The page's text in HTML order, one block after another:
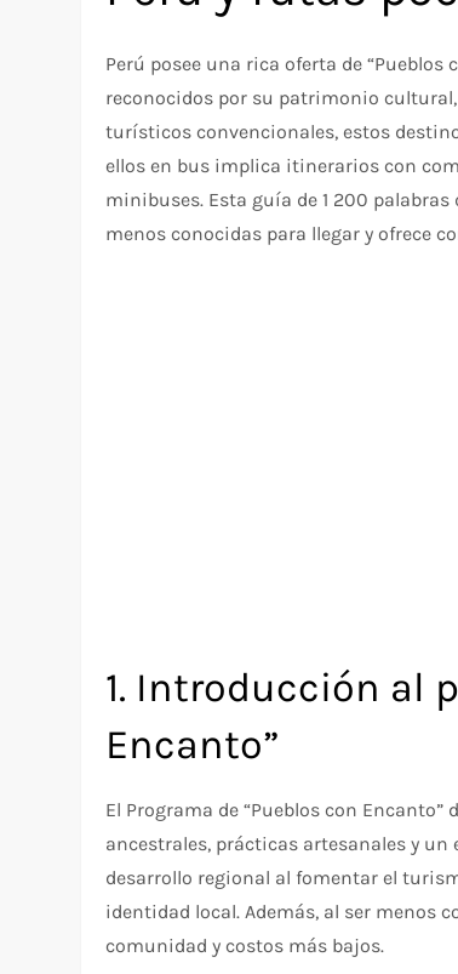
Perú posee una rica oferta de
reconocidos por su patrimonio
turísticos convencionales, estos
ellos en bus implica itinerarios con
minibuses. Esta guía de 1 200
menos conocidas para llegar y ofrece
1. Introducción al
Encanto”
El Programa de “Pueblos con
ancestrales, prácticas artesanales y
desarrollo regional al fomentar el
identidad local. Además, al ser menos
comunidad y costos más bajos.​